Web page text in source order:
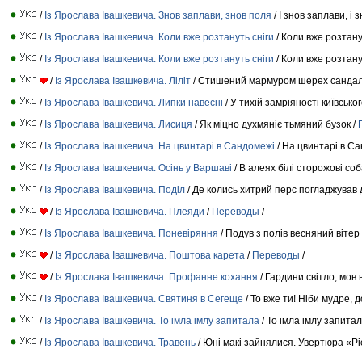
/ Iз Ярослава Iвашкевича. Знов заплави, знов поля / І знов заплави, і
/ Iз Ярослава Iвашкевича. Коли вже розтануть снiги / Коли вже
/ Iз Ярослава Iвашкевича. Коли вже розтануть снiги / Коли вже
/ Iз Ярослава Iвашкевича. Лiлiт / Стишений мармуром шерех
/ Iз Ярослава Iвашкевича. Липки навеснi / У тихій замріяності
/ Iз Ярослава Iвашкевича. Лисиця / Як міцно духмяніє тьмяний бузок /
/ Iз Ярослава Iвашкевича. На цвинтарi в Сандомежi / На цвинтарі в
/ Iз Ярослава Iвашкевича. Осiнь у Варшавi / В алеях білі сторожові
/ Iз Ярослава Iвашкевича. Пoдiл / Де колись хитрий перс
/ Iз Ярослава Iвашкевича. Плеяди / Переводы /
/ Iз Ярослава Iвашкевича. Поневiряння / Подув з полів весняний
/ Iз Ярослава Iвашкевича. Поштова карета / Переводы /
/ Iз Ярослава Iвашкевича. Профанне кохання / Гардини світло,
/ Iз Ярослава Iвашкевича. Святиня в Сегеще / То вже ти! Ніби мудре,
/ Iз Ярослава Iвашкевича. То iмла iмлу запитала / То імла імлу
/ Iз Ярослава Iвашкевича. Травень / Юні макі зайнялися. Увертюра